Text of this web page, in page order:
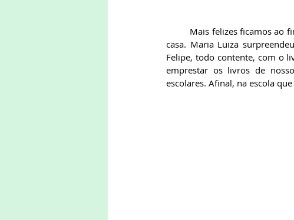
casa. Maria Luiza
Felipe, todo contente, com o
emprestar os livros de
escolares. Afinal, na escola